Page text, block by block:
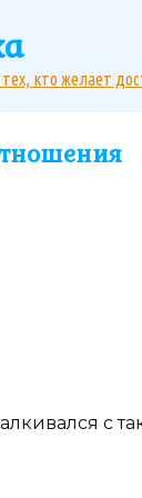
кто желает
с